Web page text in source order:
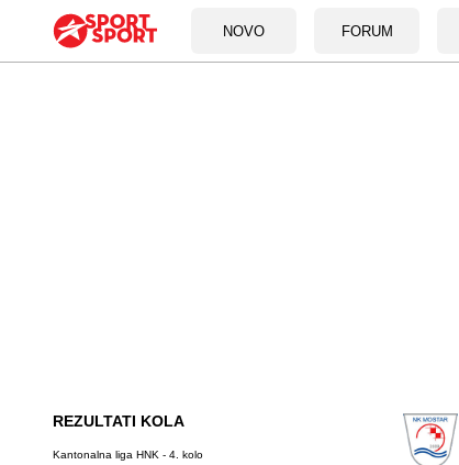
NOVO FORUM
REZULTATI KOLA
Kantonalna liga HNK - 4. kolo